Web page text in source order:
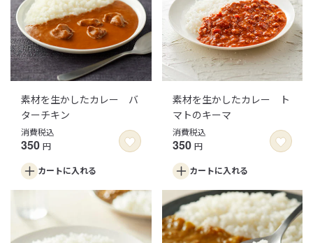
素材を生かしたカレー バ
ターチキン
消費税込
350 円
カートに入れる
素材を生かしたカレー ト
マトのキーマ
消費税込
350 円
カートに入れる